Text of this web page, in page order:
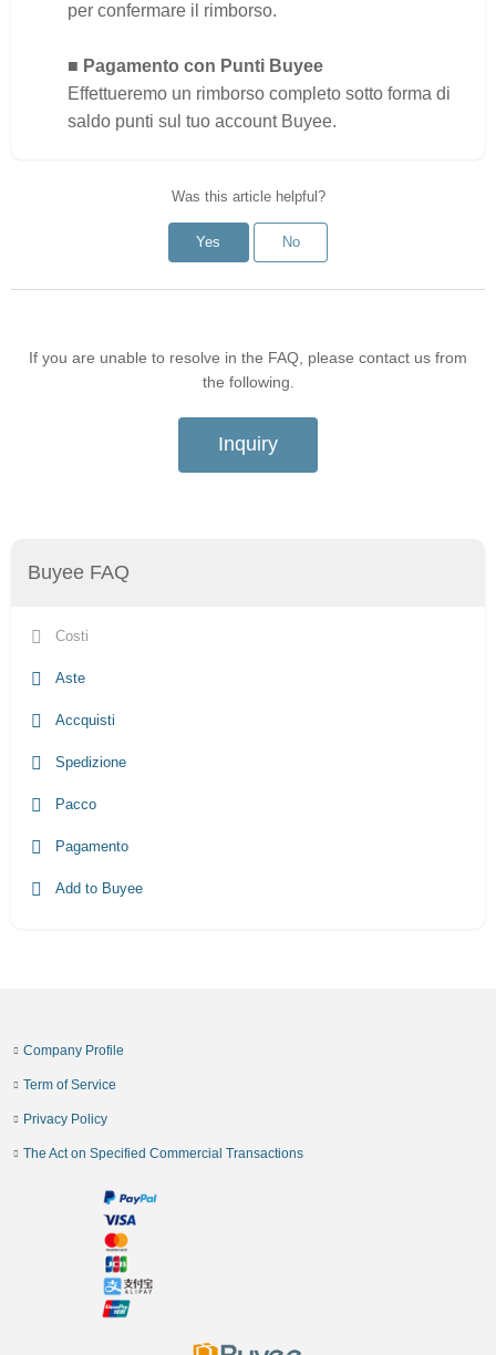
Buyee FAQ
Costi
Aste
Accquisti
Spedizione
Pacco
Pagamento
Add to Buyee
per confermare il rimborso.
■ Pagamento con Punti Buyee
Effettueremo un rimborso completo sotto forma di
saldo punti sul tuo account Buyee.
Was this article helpful?
Yes No
If you are unable to resolve in the FAQ, please contact us from
the following.
Inquiry
Company Profile
Term of Service
Privacy Policy
The Act on Specified Commercial Transactions